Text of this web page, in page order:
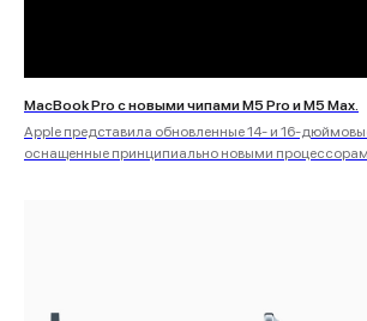
MacBook Pro с новыми чипами M5 Pro и M5 Max.
Apple представила обновленные 14- и 16-
оснащенные принципиально новыми